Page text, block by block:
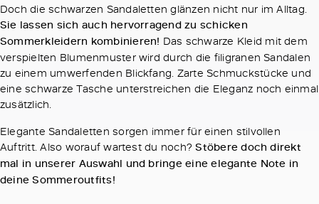
Doch die schwarzen Sandaletten glänzen nicht nur im Alltag.
Sie lassen sich auch hervorragend zu schicken
Sommerkleidern kombinieren! Das schwarze Kleid mit dem
verspielten Blumenmuster wird durch die filigranen Sandalen
zu einem umwerfenden Blickfang. Zarte Schmuckstücke und
eine schwarze Tasche unterstreichen die Eleganz noch einmal
zusätzlich.
Elegante Sandaletten sorgen immer für einen stilvollen
Auftritt. Also worauf wartest du noch?Stöbere doch direkt
mal in unserer Auswahl und bringe eine elegante Note in
deine Sommeroutfits!